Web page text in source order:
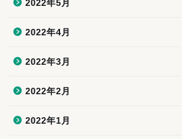
2022年5月
2022年4月
2022年3月
2022年2月
2022年1月